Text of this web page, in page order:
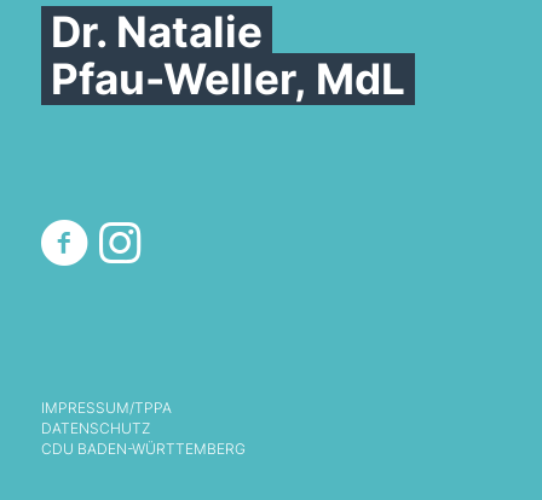
Dr. Natalie
Pfau-Weller, MdL
IMPRESSUM/TPPA
DATENSCHUTZ
CDU BADEN-WÜRTTEMBERG